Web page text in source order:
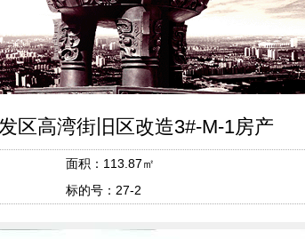
区高湾街旧区改造3#-M-1房产
面积：113.87㎡
标的号：27-2